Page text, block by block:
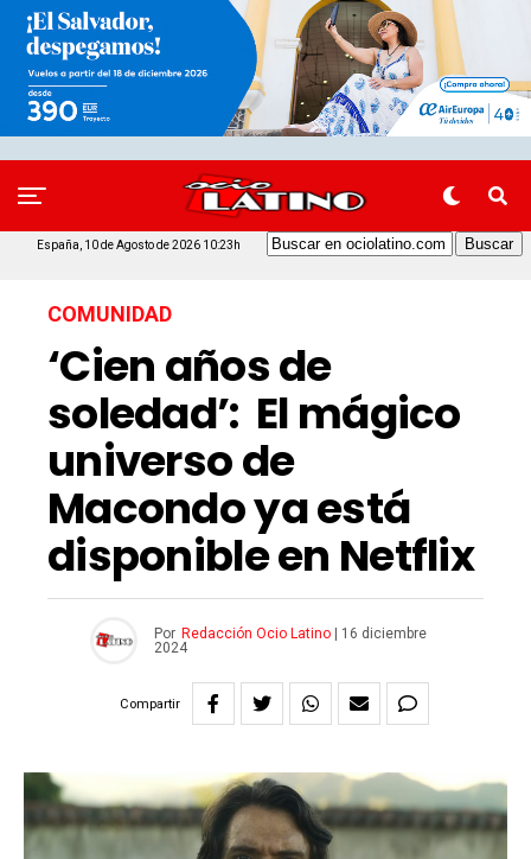
España, 10 de Agosto de 2026 10:23h
COMUNIDAD
‘Cien años de
soledad’: El mágico
universo de
Macondo ya está
disponible en Netflix
Por Redacción Ocio Latino|
16 diciembre
2024
Compartir